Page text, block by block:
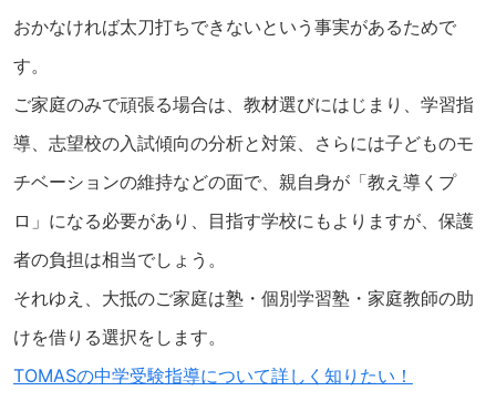
おかなければ太刀打ちできないという事実があるためで
す。
ご家庭のみで頑張る場合は、教材選びにはじまり、学習指
導、志望校の入試傾向の分析と対策、さらには子どものモ
チベーションの維持などの面で、親自身が「教え導くプ
ロ」になる必要があり、目指す学校にもよりますが、保護
者の負担は相当でしょう。
それゆえ、大抵のご家庭は塾・個別学習塾・家庭教師の助
けを借りる選択をします。
TOMASの中学受験指導について詳しく知りたい！